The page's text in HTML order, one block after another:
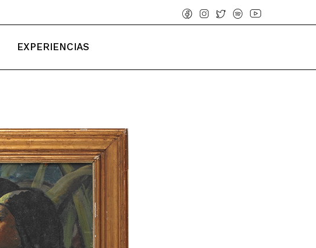
EXPERIENCIAS